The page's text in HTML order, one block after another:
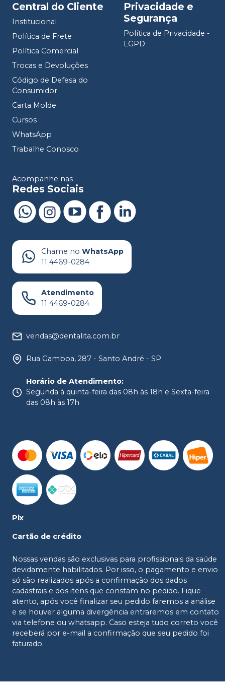
Central do Cliente
Institucional
Política de Frete
Política Comercial
Trocas e Devoluções
Código de Defesa do
Consumidor
Carta Molde
Cursos
WhatsApp
Trabalhe Conosco
Privacidade e
Segurança
Política de Privacidade -
LGPD
Acompanhe nas
Redes Sociais
Chame no WhatsApp
11 4469-0284
Atendimento
11 4469-0284
vendas@dentalita.com.br
Rua Gamboa, 287 - Santo André - SP
Horário de Atendimento:
Segunda à quinta-feira das 08h às 18h e Sexta-feira
das 08h às 17h
Pix
Cartão de crédito
Nossas vendas são exclusivas para profissionais da saúde
devidamente habilitados. Por isso, o pagamento e envio
só são realizados após a confirmação dos dados
cadastrais e dos itens que constam no pedido. Fique
atento, após você finalizar seu pedido faremos a análise
e se houver alguma divergência entraremos em contato
via telefone ou whatsapp. Caso esteja tudo correto você
receberá por e-mail a confirmação que seu pedido foi
faturado.